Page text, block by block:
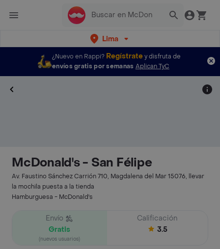
Lima
¿Nuevo en Rappi? Regístratey disfruta de
envíos gratis por semanas Aplican TyC
McDonald's - San Félipe
Av. Faustino Sánchez Carrión 710, Magdalena del Mar 15076, llevar
la mochila puesta a la tienda
Hamburguesa - McDonald's
Envío
Gratis
(nuevos usuarios)
Calificación
3.5